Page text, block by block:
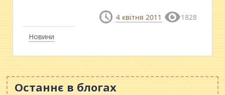
Новини
4 квітня 2011 1828
Останнє в блогах